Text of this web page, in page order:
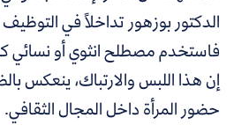
الدكتور بوزهور تداخلاً في
فاستخدم مصطلح انثوي أو نسائي
إن هذا اللبس والارتباك، ينعكس
حضور المرأة داخل المجال الثقافي.